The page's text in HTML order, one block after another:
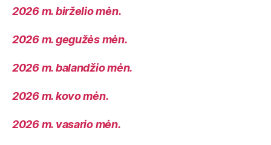
2026 m. birželio mėn.
2026 m. gegužės mėn.
2026 m. balandžio mėn.
2026 m. kovo mėn.
2026 m. vasario mėn.